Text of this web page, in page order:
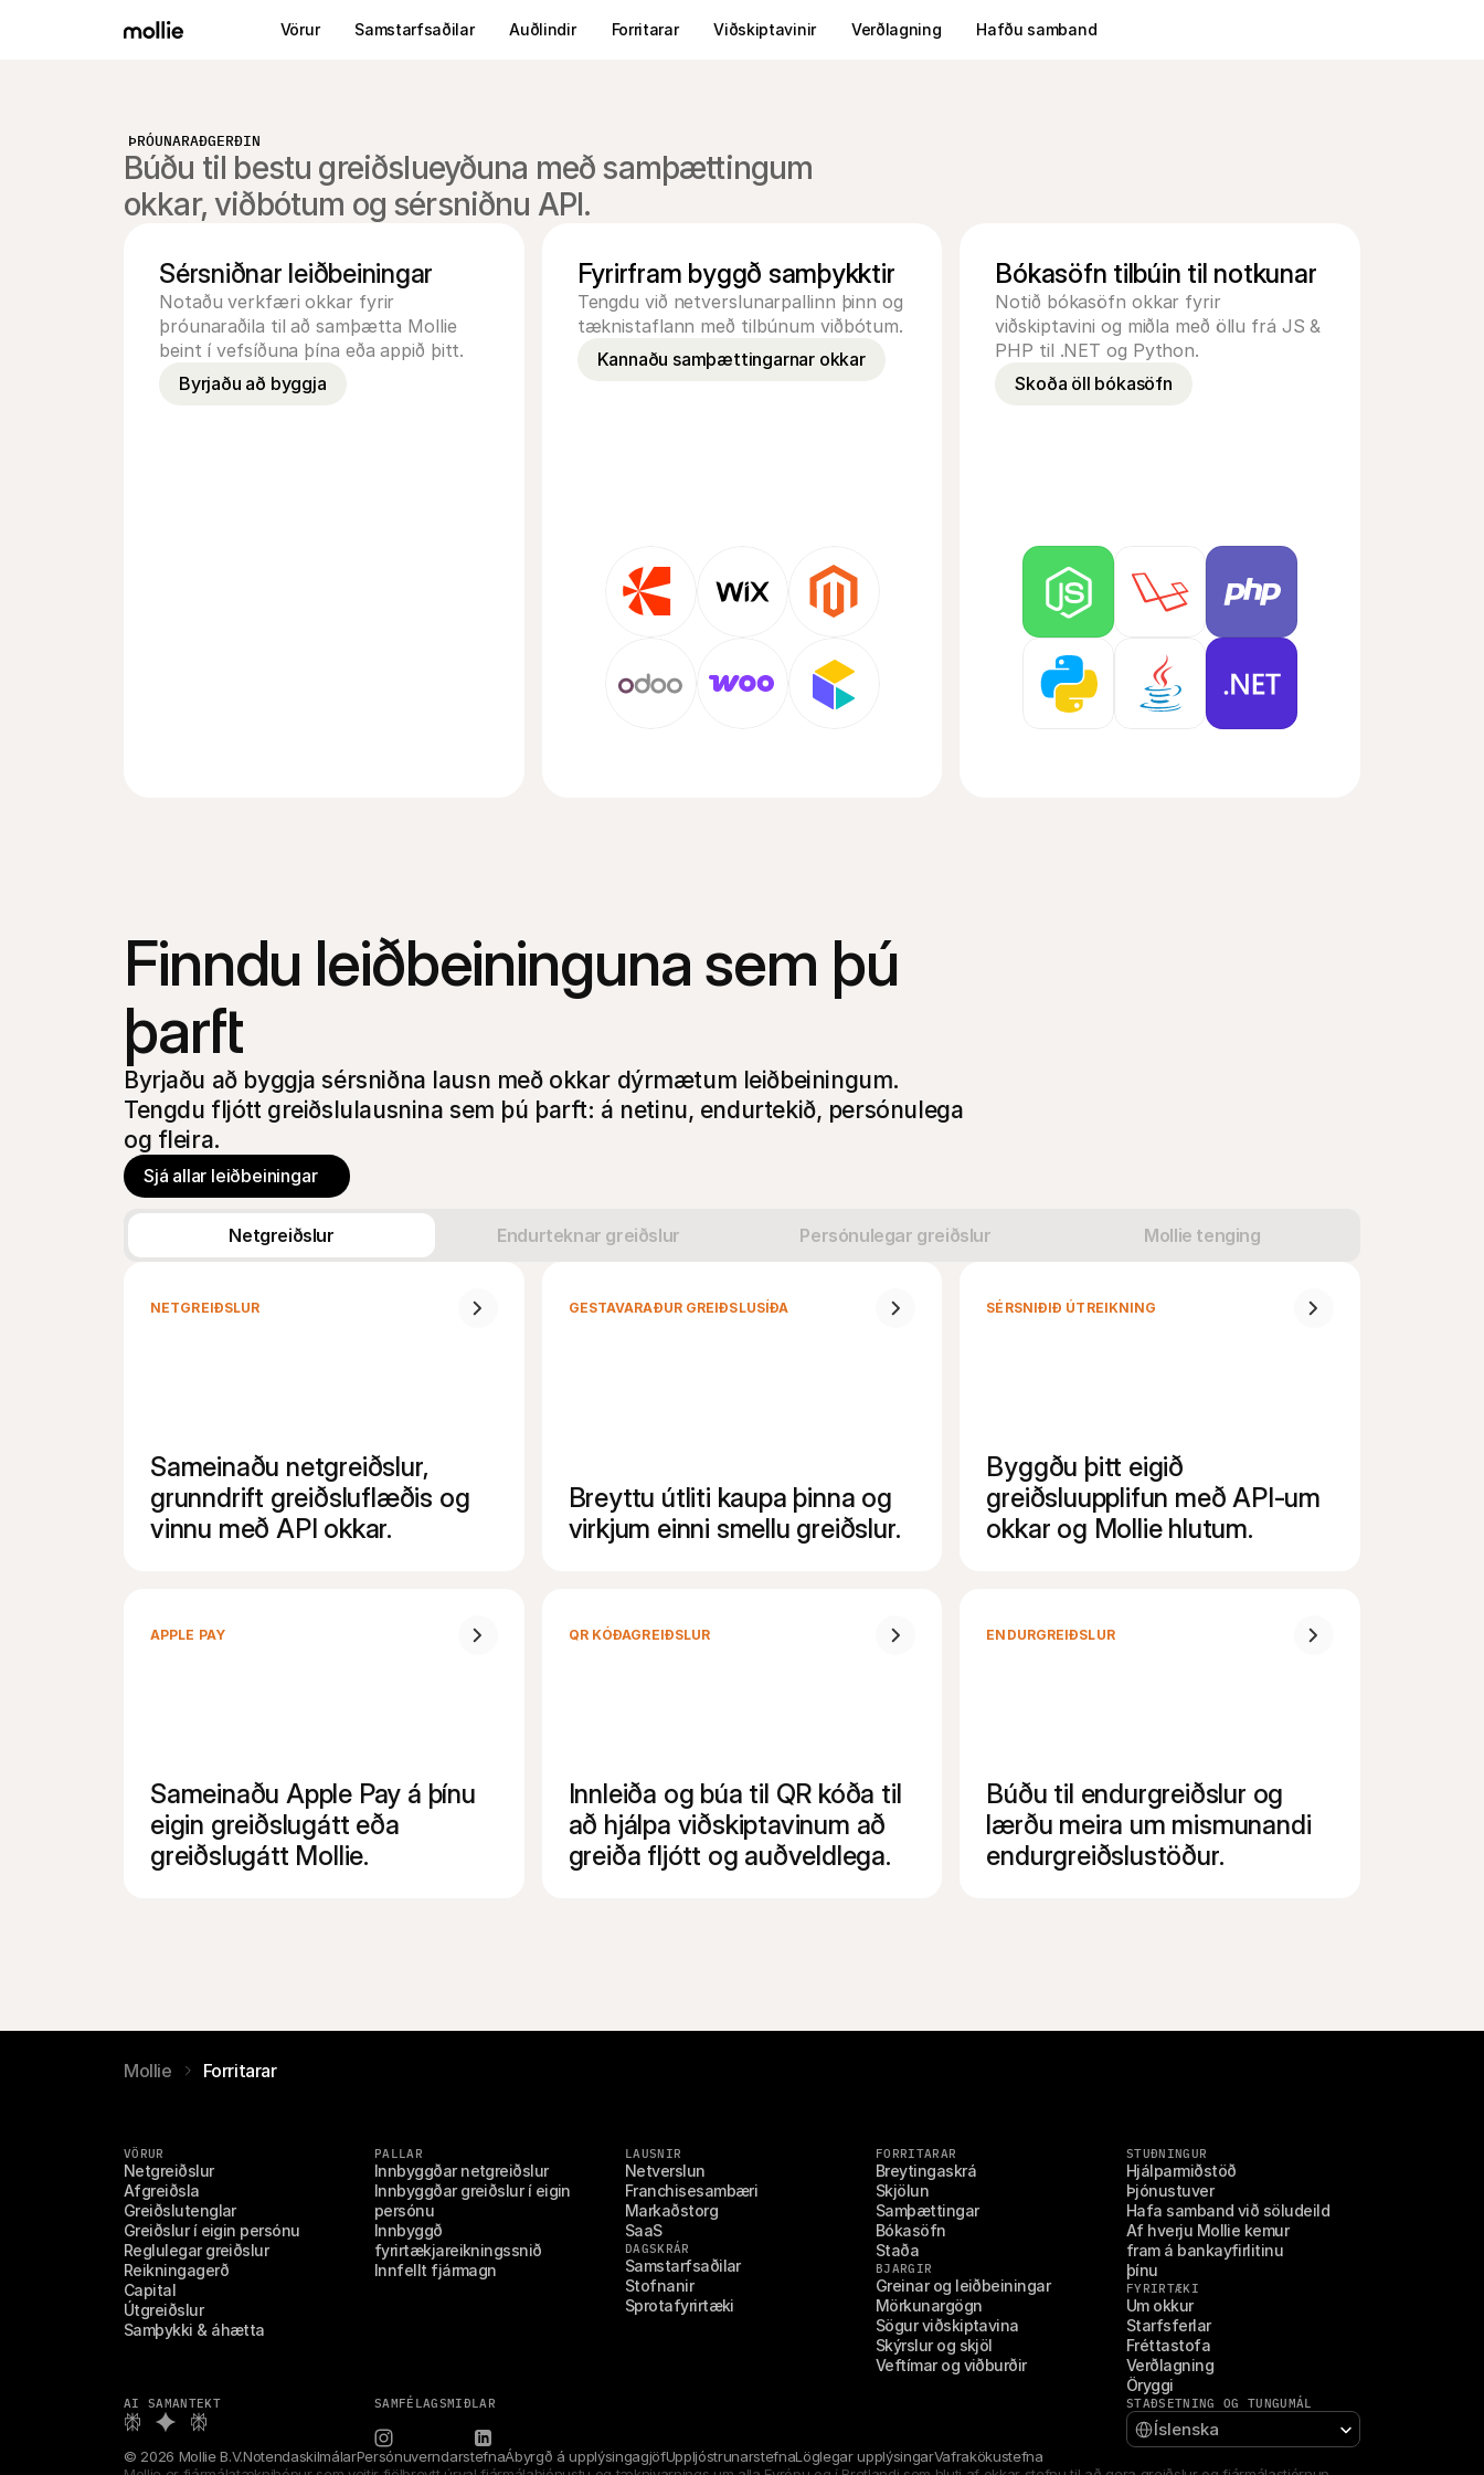
ÞRÓUNARAÐGERÐIN
Búðu til bestu greiðslueyðuna með samþættingum
okkar, viðbótum og sérsniðnu API.
Sérsniðnar leiðbeiningar
Notaðu verkfæri okkar fyrir
þróunaraðila til að samþætta Mollie
beint í vefsíðuna þína eða appið þitt.
Byrjaðu að byggja
Fyrirfram byggð samþykktir
Tengdu við netverslunarpallinn þinn og
tæknistaflann með tilbúnum viðbótum.
Kannaðu samþættingarnar okkar
Bókasöfn tilbúin til notkunar
Notið bókasöfn okkar fyrir
viðskiptavini og miðla með öllu frá JS &
PHP til .NET og Python.
Skoða öll bókasöfn
Finndu leiðbeininguna sem þú
þarft
Byrjaðu að byggja sérsniðna lausn með okkar dýrmætum leiðbeiningum.
Tengdu fljótt greiðslulausnina sem þú þarft: á netinu, endurtekið, persónulega
og fleira.
Sjá allar leiðbeiningar
Netgreiðslur Endurteknar greiðslur Persónulegar greiðslur Mollie tenging
NETGREIÐSLUR
Sameinaðu netgreiðslur,
grunndrift greiðsluflæðis og
vinnu með API okkar.
GESTAVARAÐUR GREIÐSLUSÍÐA
Breyttu útliti kaupa þinna og
virkjum einni smellu greiðslur.
SÉRSNIÐIÐ ÚTREIKNING
Byggðu þitt eigið
greiðsluupplifun með API-um
okkar og Mollie hlutum.
APPLE PAY
Sameinaðu Apple Pay á þínu
eigin greiðslugátt eða
greiðslugátt Mollie.
QR KÓÐAGREIÐSLUR
Innleiða og búa til QR kóða til
að hjálpa viðskiptavinum að
greiða fljótt og auðveldlega.
ENDURGREIÐSLUR
Búðu til endurgreiðslur og
lærðu meira um mismunandi
endurgreiðslustöður.
Mollie Forritarar
Vörur Samstarfsaðilar Auðlindir Forritarar Viðskiptavinir Verðlagning Hafðu samband
VÖRUR
Netgreiðslur
Afgreiðsla
Greiðslutenglar
Greiðslur í eigin persónu
Reglulegar greiðslur
Reikningagerð
Capital
Útgreiðslur
Samþykki & áhætta
PALLAR
Innbyggðar netgreiðslur
Innbyggðar greiðslur í eigin
persónu
Innbyggð
fyrirtækjareikningssnið
Innfellt fjármagn
LAUSNIR
Netverslun
Franchisesambæri
Markaðstorg
SaaS
DAGSKRÁR
Samstarfsaðilar
Stofnanir
Sprotafyrirtæki
FORRITARAR
Breytingaskrá
Skjölun
Samþættingar
Bókasöfn
Staða
BJARGIR
Greinar og leiðbeiningar
Mörkunargögn
Sögur viðskiptavina
Skýrslur og skjöl
Veftímar og viðburðir
STUÐNINGUR
Hjálparmiðstöð
Þjónustuver
Hafa samband við söludeild
Af hverju Mollie kemur
fram á bankayfirlitinu
þínu
FYRIRTÆKI
Um okkur
Starfsferlar
Fréttastofa
Verðlagning
Öryggi
AI SAMANTEKT SAMFÉLAGSMIÐLAR
STAÐSETNING OG TUNGUMÁL
Select Language
Íslenska
© 2026 Mollie B.V.NotendaskilmálarPersónuverndarstefnaÁbyrgð á upplýsingagjöfUppljóstrunarstefnaLöglegar upplýsingarVafrakökustefna